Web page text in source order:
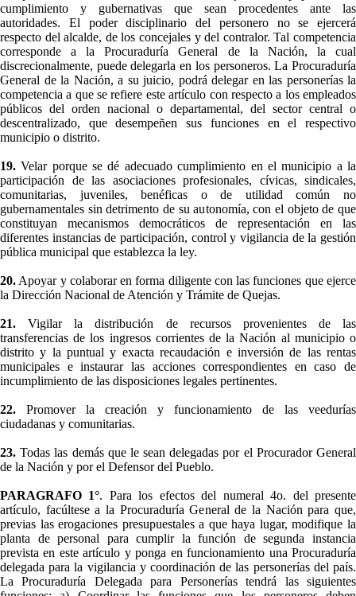
cumplimiento y gubernativas que sean procedentes ante las
autoridades. El poder disciplinario del personero no se ejercerá
respecto del alcalde, de los concejales y del contralor. Tal competencia
corresponde a la Procuraduría General de la Nación, la cual
discrecionalmente, puede delegarla en los personeros. La Procuraduría
General de la Nación, a su juicio, podrá delegar en las personerías la
competencia a que se refiere este artículo con respecto a los empleados
públicos del orden nacional o departamental, del sector central o
descentralizado, que desempeñen sus funciones en el respectivo
municipio o distrito.
19. Velar porque se dé adecuado cumplimiento en el municipio a la
participación de las asociaciones profesionales, cívicas, sindicales,
comunitarias, juveniles, benéficas o de utilidad común no
gubernamentales sin detrimento de su autonomía, con el objeto de que
constituyan mecanismos democráticos de representación en las
diferentes instancias de participación, control y vigilancia de la gestión
pública municipal que establezca la ley.
20. Apoyar y colaborar en forma diligente con las funciones que ejerce
la Dirección Nacional de Atención y Trámite de Quejas.
21.Vigilar la distribución de recursos provenientes de las
transferencias de los ingresos corrientes de la Nación al municipio o
distrito y la puntual y exacta recaudación e inversión de las rentas
municipales e instaurar las acciones correspondientes en caso de
incumplimiento de las disposiciones legales pertinentes.
22. Promover la creación y funcionamiento de las veedurías
ciudadanas y comunitarias.
23.Todas las demás que le sean delegadas por el Procurador General
de la Nación y por el Defensor del Pueblo.
PARAGRAFO 1°. Para los efectos del numeral 4o. del presente
artículo, facúltese a la Procuraduría General de la Nación para que,
previas las erogaciones presupuestales a que haya lugar, modifique la
planta de personal para cumplir la función de segunda instancia
prevista en este artículo y ponga en funcionamiento una Procuraduría
delegada para la vigilancia y coordinación de las personerías del país.
La Procuraduría Delegada para Personerías tendrá las siguientes